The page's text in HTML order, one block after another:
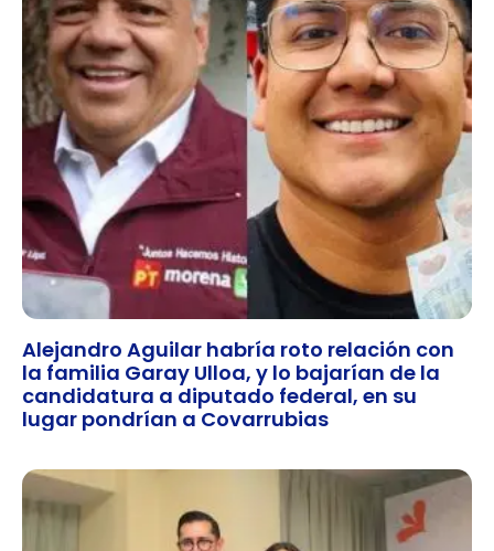
Alejandro Aguilar habría roto relación con
la familia Garay Ulloa, y lo bajarían de la
candidatura a diputado federal, en su
lugar pondrían a Covarrubias